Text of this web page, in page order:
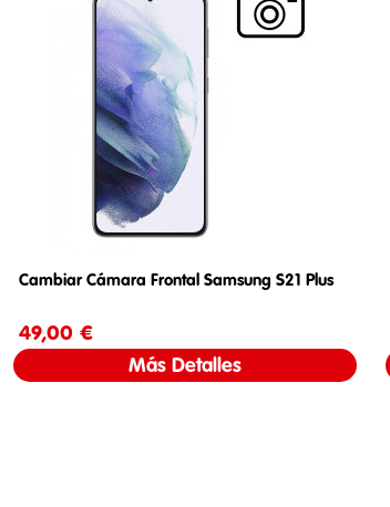
Cambiar Cámara Frontal Samsung S21 Plus
49,00 €
Más Detalles